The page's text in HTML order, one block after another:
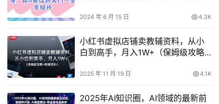
2024 年 6 月 15 日 4.3K
小红书虚拟店铺卖教辅资料，从小
白到高手，月入1W+（保姆级攻略
2025 年 11 月 19 日 4.1K
2025年AI知识圈，AI领域的最新前